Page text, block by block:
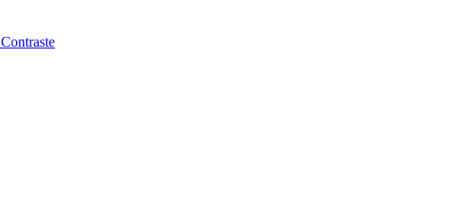
Contraste